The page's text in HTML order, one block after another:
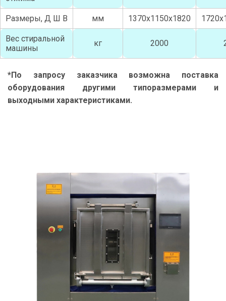
Размеры, Д Ш В мм 1370х1150х1820
Вес стиральной
машины
кг 2000
*По запросу заказчика возможна поставка
оборудования другими типоразмерами и
выходными характеристиками.